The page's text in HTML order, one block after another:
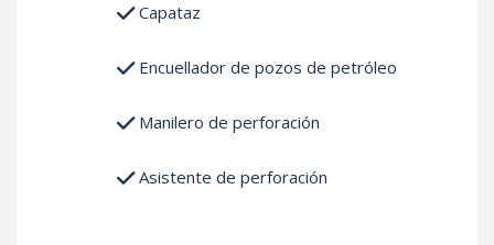
Capataz
Encuellador de pozos de petróleo
Manilero de perforación
Asistente de perforación